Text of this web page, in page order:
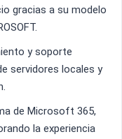
gracias a su modelo
y soporte
servidores locales y
de Microsoft 365,
la experiencia